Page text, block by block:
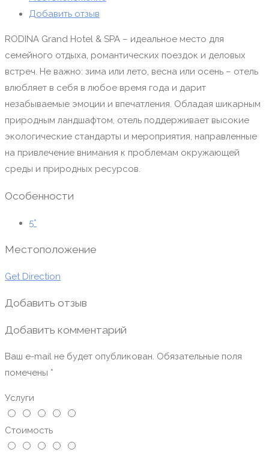
Добавить отзыв
RODINA Grand Hotel & SPA – идеальное место для
семейного отдыха, романтических поездок и деловых
встреч. Не важно: зима или лето, весна или осень – отель
влюбляет в себя в любое время года и дарит
незабываемые эмоции и впечатления. Обладая шикарным
природным ландшафтом, отель поддерживает высокие
экологические стандарты и мероприятия, направленные
на привлечение внимания к проблемам окружающей
среды и природных ресурсов.
Особенности
5*
Местоположение
Get Direction
Добавить отзыв
Добавить комментарий
Ваш e-mail не будет опубликован. Обязательные поля
помечены *
Услуги
Стоимость